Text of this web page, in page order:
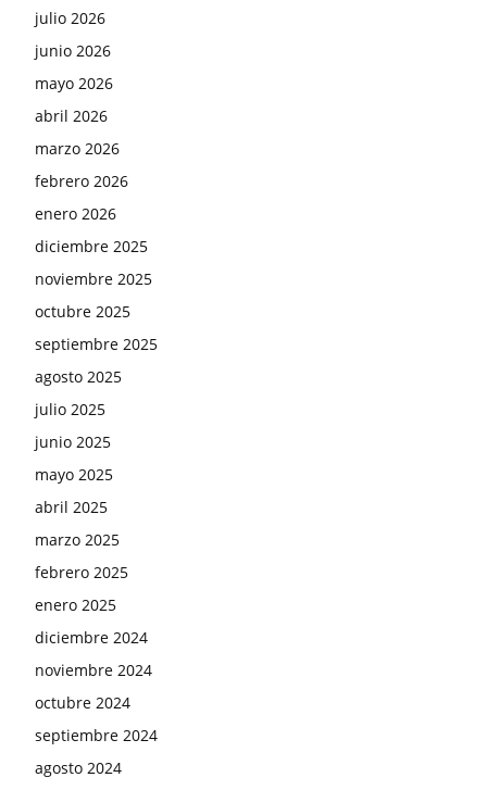
julio 2026
junio 2026
mayo 2026
abril 2026
marzo 2026
febrero 2026
enero 2026
diciembre 2025
noviembre 2025
octubre 2025
septiembre 2025
agosto 2025
julio 2025
junio 2025
mayo 2025
abril 2025
marzo 2025
febrero 2025
enero 2025
diciembre 2024
noviembre 2024
octubre 2024
septiembre 2024
agosto 2024